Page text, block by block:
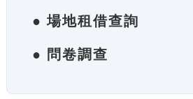
● 場地租借查詢
● 問卷調查